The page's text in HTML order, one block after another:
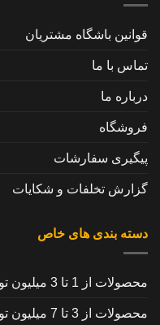
قوانین باشگاه مشتریان
تماس با ما
درباره ما
فروشگاه
پیگیری سفارشات
گزارش تخلفات و شکایات
دسته بندی های خاص
محصولات از 1 تا 3 میلیون تومان
محصولات از 3 تا 7 میلیون تومان